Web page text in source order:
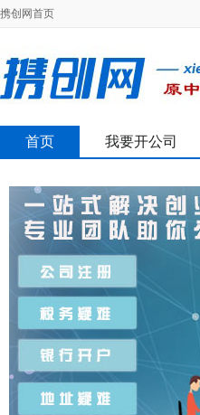
携创网首页
首页 我要开公司